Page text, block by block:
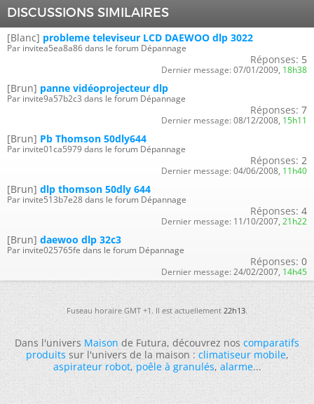
DISCUSSIONS SIMILAIRES
[Blanc] probleme televiseur LCD DAEWOO dlp 3022
Par invitea5ea8a86 dans le forum Dépannage
Réponses: 5
Dernier message: 07/01/2009, 18h38
[Brun] panne vidéoprojecteur dlp
Par invite9a57b2c3 dans le forum Dépannage
Réponses: 7
Dernier message: 08/12/2008, 15h11
[Brun] Pb Thomson 50dly644
Par invite01ca5979 dans le forum Dépannage
Réponses: 2
Dernier message: 04/06/2008, 11h40
[Brun] dlp thomson 50dly 644
Par invite513b7e28 dans le forum Dépannage
Réponses: 4
Dernier message: 11/10/2007, 21h22
[Brun] daewoo dlp 32c3
Par invite025765fe dans le forum Dépannage
Réponses: 0
Dernier message: 24/02/2007, 14h45
Fuseau horaire GMT +1. Il est actuellement22h13.
Dans l'universMaisonde Futura, découvrez noscomparatifs
produitssur l'univers de la maison :climatiseur mobile,
aspirateur robot,poêle à granulés,alarme...